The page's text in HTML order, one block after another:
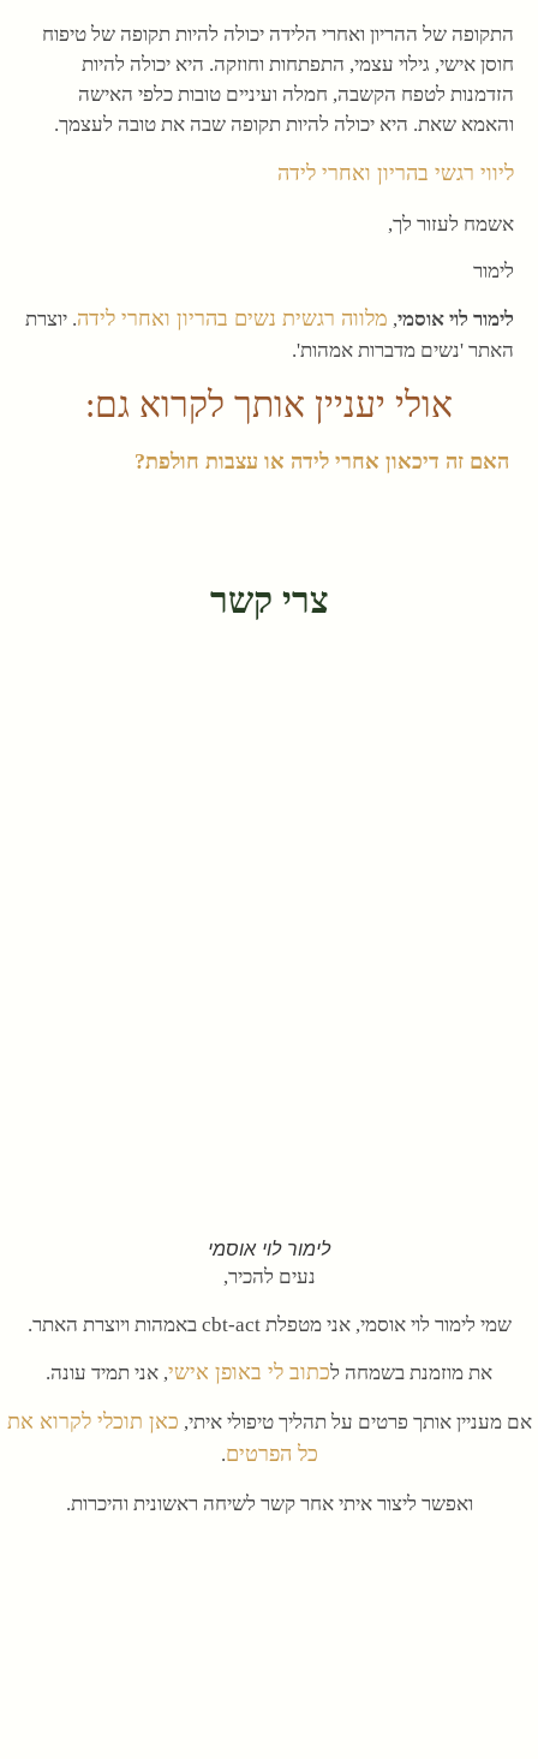
התקופה של ההריון ואחרי הלידה יכולה להיות תקופה של טיפוח
חוסן אישי, גילוי עצמי, התפתחות וחוזקה. היא יכולה להיות
הזדמנות לטפח הקשבה, חמלה ועיניים טובות כלפי האישה
והאמא שאת. היא יכולה להיות תקופה שבה את טובה לעצמך.
ליווי רגשי בהריון ואחרי לידה
אשמח לעזור לך,
לימור
לימור לוי אוסמי, מלווה רגשית נשים בהריון ואחרי לידה. יוצרת
האתר 'נשים מדברות אמהות'.
אולי יעניין אותך לקרוא גם:
האם זה דיכאון אחרי לידה או עצבות חולפת?
צרי קשר
לימור לוי אוסמי
נעים להכיר,
שמי לימור לוי אוסמי, אני מטפלת cbt-act באמהות ויוצרת האתר.
את מוזמנת בשמחה לכתוב לי באופן אישי, אני תמיד עונה.
אם מעניין אותך פרטים על תהליך טיפולי איתי, כאן תוכלי לקרוא את
כל הפרטים.
ואפשר ליצור איתי אחר קשר לשיחה ראשונית והיכרות.